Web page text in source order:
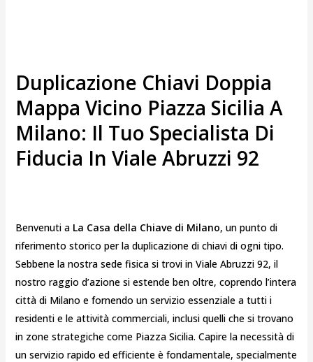
Duplicazione Chiavi Doppia
Mappa Vicino Piazza Sicilia A
Milano: Il Tuo Specialista Di
Fiducia In Viale Abruzzi 92
Benvenuti a La Casa della Chiave di Milano, un punto di
riferimento storico per la duplicazione di chiavi di ogni tipo.
Sebbene la nostra sede fisica si trovi in Viale Abruzzi 92, il
nostro raggio d’azione si estende ben oltre, coprendo l’intera
città di Milano e fornendo un servizio essenziale a tutti i
residenti e le attività commerciali, inclusi quelli che si trovano
in zone strategiche come Piazza Sicilia. Capire la necessità di
un servizio rapido ed efficiente è fondamentale, specialmente